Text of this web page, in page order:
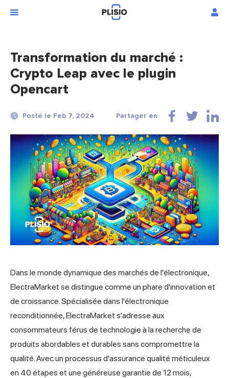
Transformation du marché :
Crypto Leap avec le plugin
Opencart
Posté le Feb 7, 2024 Partager en
Dans le monde dynamique des marchés de l'électronique,
ElectraMarket se distingue comme un phare d'innovation et
de croissance. Spécialisée dans l'électronique
reconditionnée, ElectraMarket s'adresse aux
consommateurs férus de technologie à la recherche de
produits abordables et durables sans compromettre la
qualité. Avec un processus d'assurance qualité méticuleux
en 40 étapes et une généreuse garantie de 12 mois,